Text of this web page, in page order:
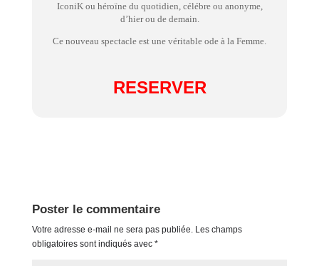
IconiK ou héroïne du quotidien, célébre ou anonyme,
d’hier ou de demain.
Ce nouveau spectacle est une véritable ode à la Femme.
RESERVER
Poster le commentaire
Votre adresse e-mail ne sera pas publiée. Les champs
obligatoires sont indiqués avec *